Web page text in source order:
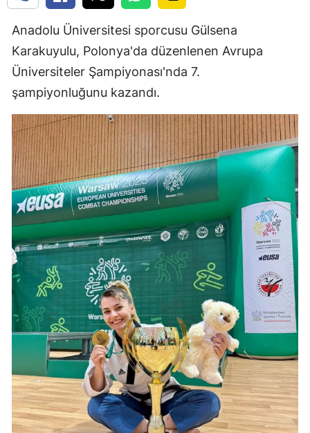
Anadolu Üniversitesi sporcusu Gülsena
Karakuyulu, Polonya'da düzenlenen Avrupa
Üniversiteler Şampiyonası'nda 7.
şampiyonluğunu kazandı.